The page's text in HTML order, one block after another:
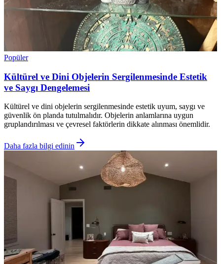
Popüler
Kültürel ve Dini Objelerin Sergilenmesinde Estetik
ve Saygı Dengelemesi
Kültürel ve dini objelerin sergilenmesinde estetik uyum, saygı ve
güvenlik ön planda tutulmalıdır. Objelerin anlamlarına uygun
gruplandırılması ve çevresel faktörlerin dikkate alınması önemlidir.
Daha fazla bilgi edinin